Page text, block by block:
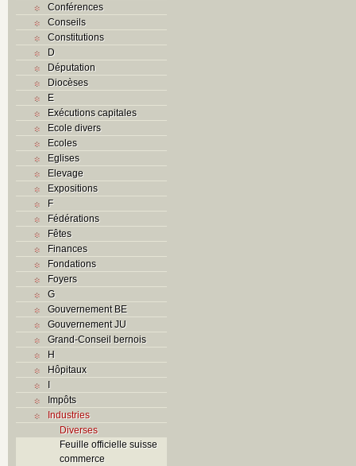
Conférences
Conseils
Constitutions
D
Députation
Diocèses
E
Exécutions capitales
Ecole divers
Ecoles
Eglises
Elevage
Expositions
F
Fédérations
Fêtes
Finances
Fondations
Foyers
G
Gouvernement BE
Gouvernement JU
Grand-Conseil bernois
H
Hôpitaux
I
Impôts
Industries
Diverses
Feuille officielle suisse
commerce